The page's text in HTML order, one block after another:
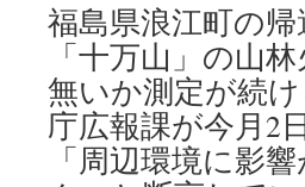
福島県浪江町の
「十万山」の山
無いか測定が続
庁広報課が今月2
「周辺環境に影